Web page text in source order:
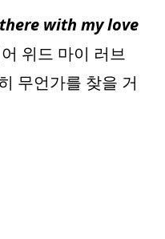
with my love
위드 마이 러브
무언가를 찾을 거